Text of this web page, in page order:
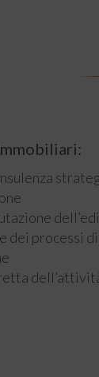
dei processi di